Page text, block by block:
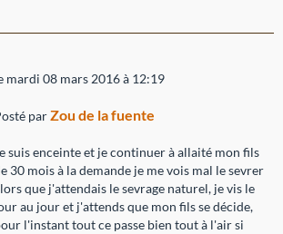
mardi 08 mars 2016 à 12:19
parZou de la fuente
suis enceinte et je continuer à allaité mon fils
30 mois à la demande je me vois mal le sevrer
que j'attendais le sevrage naturel, je vis le
au jour et j'attends que mon fils se décide,
l'instant tout ce passe bien tout à l'air si